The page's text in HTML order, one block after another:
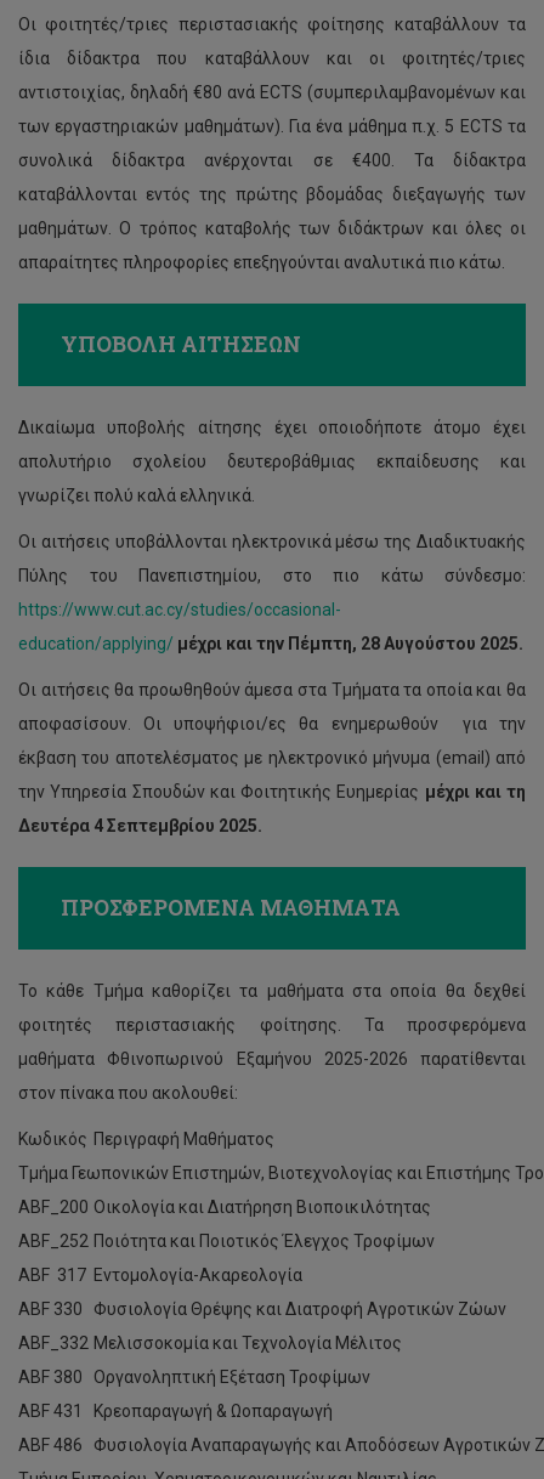
Οι φοιτητές/τριες περιστασιακής φοίτησης καταβάλλουν τα
ίδια δίδακτρα που καταβάλλουν και οι φοιτητές/τριες
αντιστοιχίας, δηλαδή €80 ανά ECTS (συμπεριλαμβανομένων και
των εργαστηριακών μαθημάτων). Για ένα μάθημα π.χ. 5 ECTS τα
συνολικά δίδακτρα ανέρχονται σε €400. Τα δίδακτρα
καταβάλλονται εντός της πρώτης βδομάδας διεξαγωγής των
μαθημάτων. Ο τρόπος καταβολής των διδάκτρων και όλες οι
απαραίτητες πληροφορίες επεξηγούνται αναλυτικά πιο κάτω.
ΥΠΟΒΟΛΗ ΑΙΤΗΣΕΩΝ
Δικαίωμα υποβολής αίτησης έχει οποιοδήποτε άτομο έχει
απολυτήριο σχολείου δευτεροβάθμιας εκπαίδευσης και
γνωρίζει πολύ καλά ελληνικά.
Οι αιτήσεις υποβάλλονται ηλεκτρονικά μέσω της Διαδικτυακής
Πύλης του Πανεπιστημίου, στο πιο κάτω σύνδεσμο:
https://www.cut.ac.cy/studies/occasional-
education/applying/ μέχρι και την Πέμπτη, 28 Αυγούστου 2025.
Οι αιτήσεις θα προωθηθούν άμεσα στα Τμήματα τα οποία και θα
αποφασίσουν. Οι υποψήφιοι/ες θα ενημερωθούν για την
έκβαση του αποτελέσματος με ηλεκτρονικό μήνυμα (email) από
την Υπηρεσία Σπουδών και Φοιτητικής Ευημερίας μέχρι και τη
Δευτέρα 4 Σεπτεμβρίου 2025.
ΠΡΟΣΦΕΡΟΜΕΝΑ ΜΑΘΗΜΑΤΑ
Το κάθε Τμήμα καθορίζει τα μαθήματα στα οποία θα δεχθεί
φοιτητές περιστασιακής φοίτησης. Τα προσφερόμενα
μαθήματα Φθινοπωρινού Εξαμήνου 2025-2026 παρατίθενται
στον πίνακα που ακολουθεί:
Κωδικός Περιγραφή Μαθήματος
Τμήμα Γεωπονικών Επιστημών, Βιοτεχνολογίας και Επιστήμης
ABF_200 Οικολογία και Διατήρηση Βιοποικιλότητας
ABF_252 Ποιότητα και Ποιοτικός Έλεγχος Τροφίμων
ABF 317 Εντομολογία-Ακαρεολογία
ABF 330
Φυσιολογία Θρέψης και Διατροφή Αγροτικών Ζώων
ABF_332 Μελισσοκομία και Τεχνολογία Μέλιτος
ABF 380
Οργανοληπτική Εξέταση Τροφίμων
ABF 431
Κρεοπαραγωγή & Ωοπαραγωγή
ABF 486
Φυσιολογία Αναπαραγωγής και Αποδόσεων Αγροτικών